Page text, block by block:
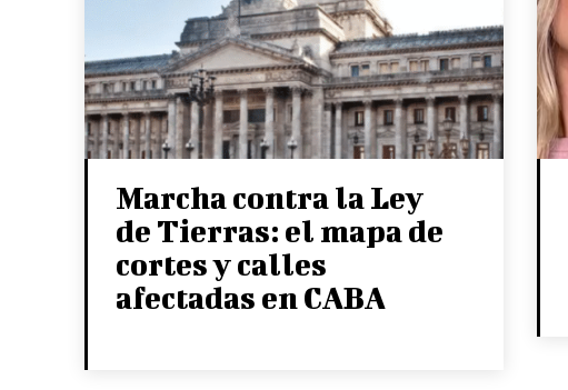
Marcha contra la Ley
de Tierras: el mapa de
cortes y calles
afectadas en CABA